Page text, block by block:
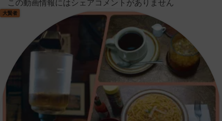
この動画情報にはシェアコメントがありません
大賢者